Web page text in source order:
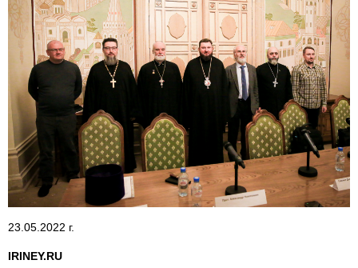
23.05.2022 г.
IRINEY.RU